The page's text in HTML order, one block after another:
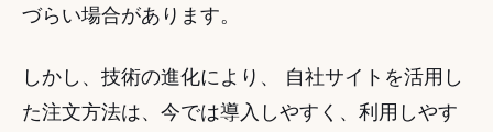
づらい場合があります。
しかし、技術の進化により、 自社サイトを活用し
た注文方法は、今では導入しやすく、利用しやす